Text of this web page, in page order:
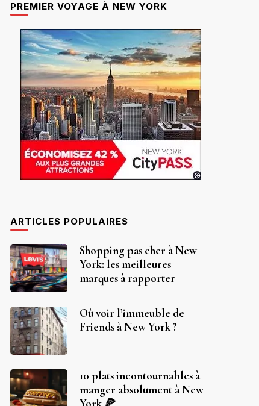
PREMIER VOYAGE À NEW YORK
ARTICLES POPULAIRES
Shopping pas cher à New
York: les meilleures
marques à rapporter
Où voir l’immeuble de
Friends à New York ?
10 plats incontournables à
manger absolument à New